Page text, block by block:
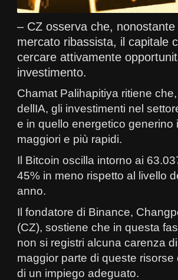
– CZ osserva che, nonostante
mercato ribassista, il capitale
cercare attivamente
investimento.
Chamat Palihapitiya ritiene
dellIA, gli investimenti nel
e in quello energetico generino
maggiori e più rapidi.
Il Bitcoin oscilla intorno ai
45% in meno rispetto al livello
anno.
Il fondatore di Binance,
(CZ), sostiene che in questa
non si registri alcuna carenza
maggior parte di queste risorse
di un impiego adeguato.